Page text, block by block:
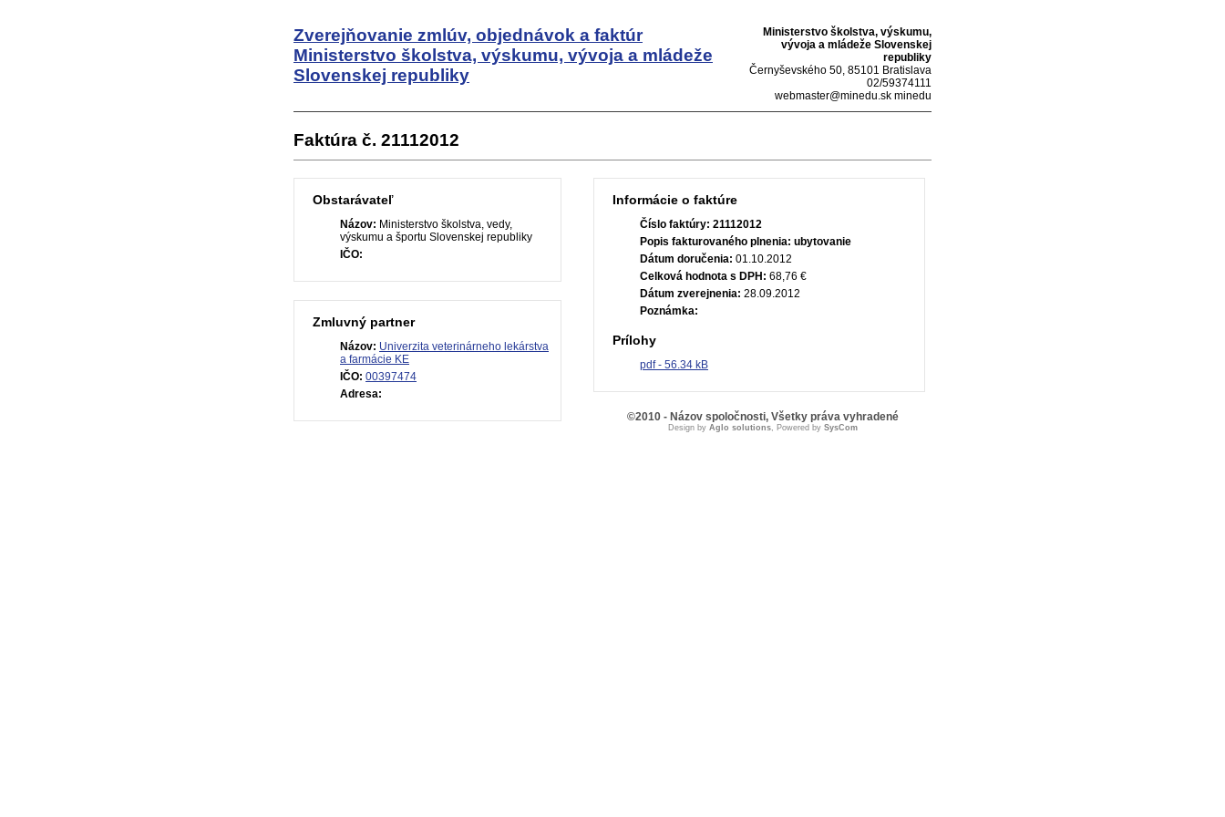
Zverejňovanie zmlúv, objednávok a faktúr
Ministerstvo školstva, výskumu, vývoja a mládeže
Slovenskej republiky
Ministerstvo školstva, výskumu,
vývoja a mládeže Slovenskej
republiky
Černyševského 50, 85101 Bratislava
02/59374111
webmaster@minedu.sk minedu
Faktúra č. 21112012
Obstarávateľ
Názov: Ministerstvo školstva, vedy,
výskumu a športu Slovenskej republiky
IČO:
Zmluvný partner
Názov: Univerzita veterinárneho lekárstva
a farmácie KE
IČO: 00397474
Adresa:
Informácie o faktúre
Číslo faktúry: 21112012
Popis fakturovaného plnenia: ubytovanie
Dátum doručenia: 01.10.2012
Celková hodnota s DPH: 68,76 €
Dátum zverejnenia: 28.09.2012
Poznámka:
Prílohy
pdf - 56.34 kB
©2010 - Názov spoločnosti, Všetky práva vyhradené
Design by Aglo solutions, Powered by SysCom